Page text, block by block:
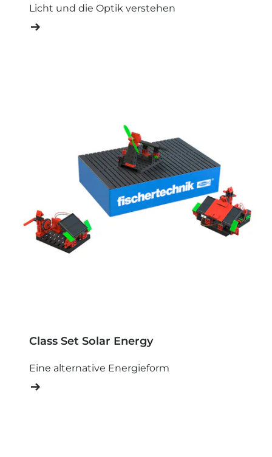
Licht und die Optik verstehen
Class Set Solar Energy
Eine alternative Energieform